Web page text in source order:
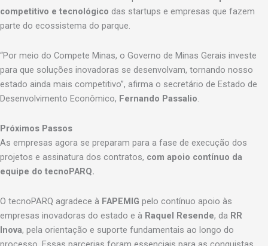
competitivo e tecnológico das startups e empresas que fazem
parte do ecossistema do parque.
“Por meio do Compete Minas, o Governo de Minas Gerais investe
para que soluções inovadoras se desenvolvam, tornando nosso
estado ainda mais competitivo”, afirma o secretário de Estado de
Desenvolvimento Econômico, Fernando Passalio
Próximos Passos
As empresas agora se preparam para a fase de execução dos
projetos e assinatura dos contratos, com apoio contínuo da
equipe do tecnoPARQ.
O tecnoPARQ agradece à FAPEMIG pelo contínuo apoio às
empresas inovadoras do estado e à Raquel Resende, da RR
Inova, pela orientação e suporte fundamentais ao longo do